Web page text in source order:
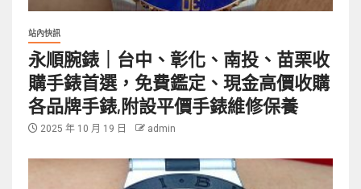
站內快訊
永順腕錶｜台中、彰化、南投、苗栗收
購手錶首選，免費鑑定、現金高價收購
各品牌手錶,附設平價手錶維修保養
2025 年 10 月 19 日 admin